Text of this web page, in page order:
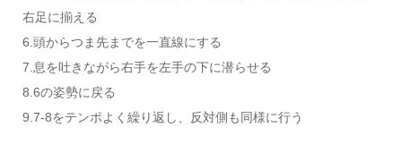
右足に揃える
6.頭からつま先までを一直線にする
7.息を吐きながら右手を左手の下に潜らせる
8.6の姿勢に戻る
9.7-8をテンポよく繰り返し、反対側も同様に行う